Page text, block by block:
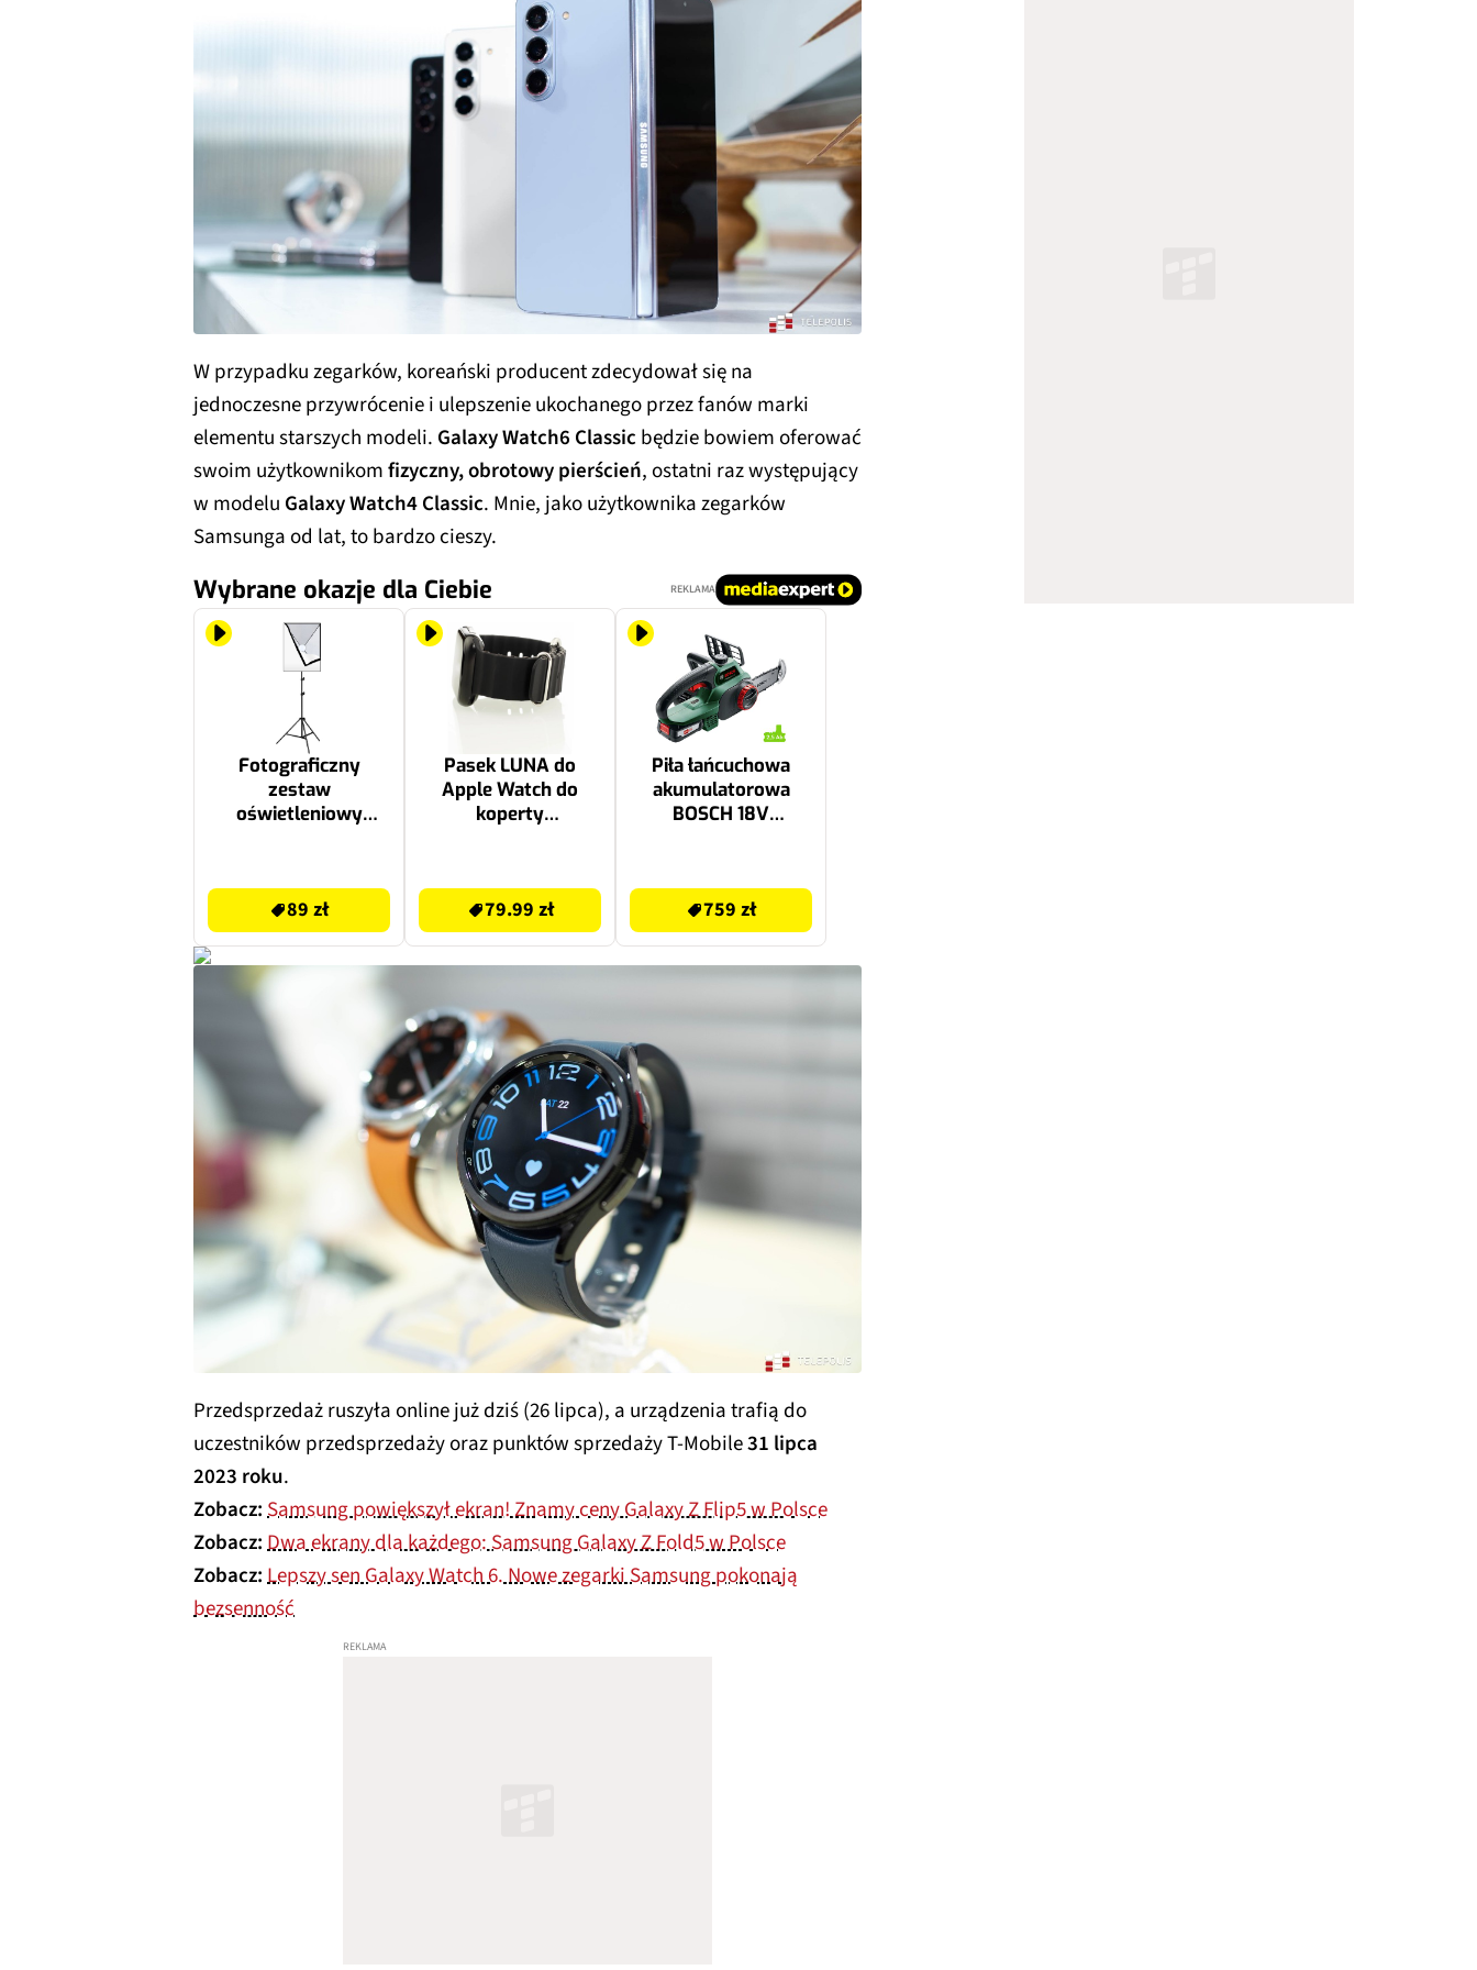
W przypadku zegarków, koreański producent zdecydował się na
jednoczesne przywrócenie i ulepszenie ukochanego przez fanów marki
elementu starszych modeli. Galaxy Watch6 Classic będzie bowiem oferować
swoim użytkownikomfizyczny, obrotowy pierścień, ostatni raz występujący
w modelu Galaxy Watch4 Classic. Mnie, jako użytkownika zegarków
Samsunga od lat, to bardzo cieszy.
Wybrane okazje dla Ciebie REKLAMA
Fotograficzny
zestaw
oświetleniowy
cm + statyw,
żarówka LED 5700K,
torba
89 zł
Pasek LUNA do
Apple Watch do
koperty
79.99 zł
Piła łańcuchowa
akumulatorowa
BOSCH 18V
759 zł
Przedsprzedaż ruszyła online już dziś (26 lipca), a urządzenia trafią do
uczestników przedsprzedaży oraz punktów sprzedaży T‑Mobile31 lipca
2023 roku.
Zobacz:Samsung powiększył ekran! Znamy ceny Galaxy Z Flip5 w Polsce
Zobacz:Dwa ekrany dla każdego: Samsung Galaxy Z Fold5 w Polsce
Zobacz:Lepszy sen Galaxy Watch 6. Nowe zegarki Samsung pokonają
bezsenność